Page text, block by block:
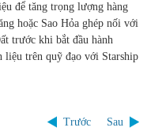
để tăng trọng lượng hàng
hoặc Sao Hỏa ghép nối với
trước khi bắt đầu hành
trên quỹ đạo với Starship
Trước Sau